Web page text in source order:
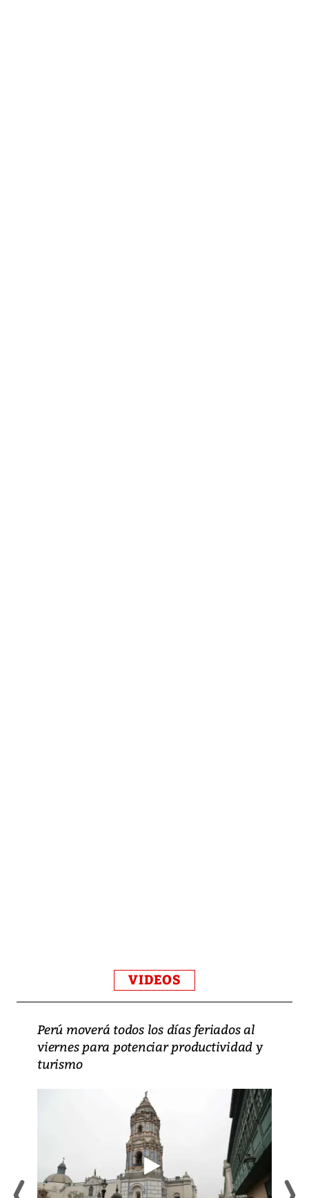
VIDEOS
Perú moverá todos los días feriados al
viernes para potenciar productividad y
turismo